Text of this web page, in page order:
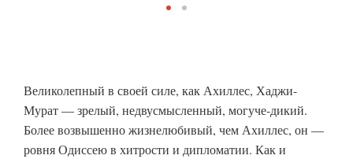
Великолепный в своей силе, как Ахиллес, Хаджи-
Мурат — зрелый, недвусмысленный, могуче-дикий.
Более возвышенно жизнелюбивый, чем Ахиллес, он —
ровня Одиссею в хитрости и дипломатии. Как и